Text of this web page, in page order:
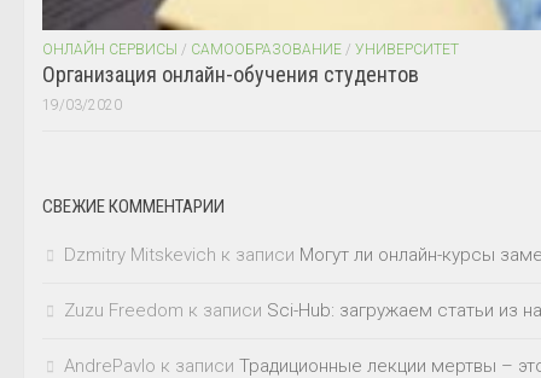
ОНЛАЙН СЕРВИСЫ / САМООБРАЗОВАНИЕ / УНИВЕРСИТЕТ
Организация онлайн-обучения студентов
19/03/2020
СВЕЖИЕ КОММЕНТАРИИ
Dzmitry Mitskevich к записи Могут ли онлайн-курсы
Zuzu Freedom к записи Sci-Hub: загружаем статьи из
AndrePavlo к записи Традиционные лекции мертвы –